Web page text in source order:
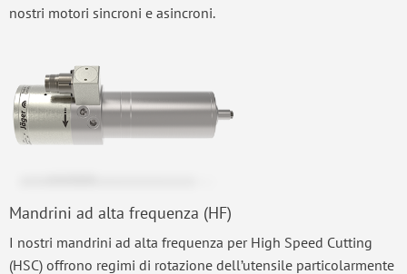
nostri motori sincroni e asincroni.
Mandrini ad alta frequenza (HF)
I nostri mandrini ad alta frequenza per High Speed Cutting
(HSC) offrono regimi di rotazione dell’utensile particolarmente